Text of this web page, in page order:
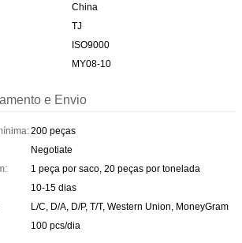
China
TJ
ISO9000
MY08-10
e Envio
200 peças
Negotiate
1 peça por saco, 20 peças por tonelada
10-15 dias
L/C, D/A, D/P, T/T, Western Union, MoneyGram
100 pcs/dia